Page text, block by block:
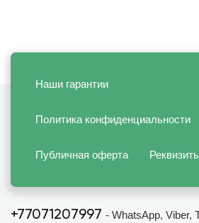
Наши гарантии
Политика конфиденциальности
Публичная оферта
+77071207997 - WhatsApp, Viber,